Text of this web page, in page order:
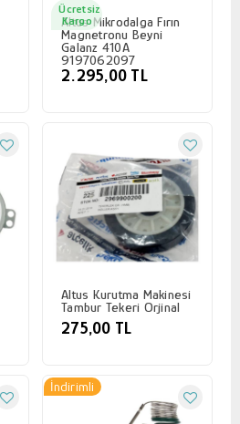
Altus Mikrodalga Fırın
Magnetronu Beyni
Galanz 410A
9197062097
2.295,00 TL
Ücretsiz
Kargo
Altus Kurutma Makinesi
Tambur Tekeri Orjinal
275,00 TL
İndirimli